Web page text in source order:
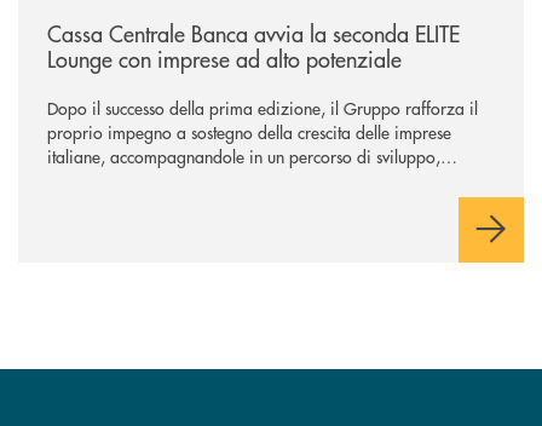
Cassa Centrale Banca avvia la seconda ELITE
Lounge con imprese ad alto potenziale
Dopo il successo della prima edizione, il Gruppo rafforza il
proprio impegno a sostegno della crescita delle imprese
italiane, accompagnandole in un percorso di sviluppo,